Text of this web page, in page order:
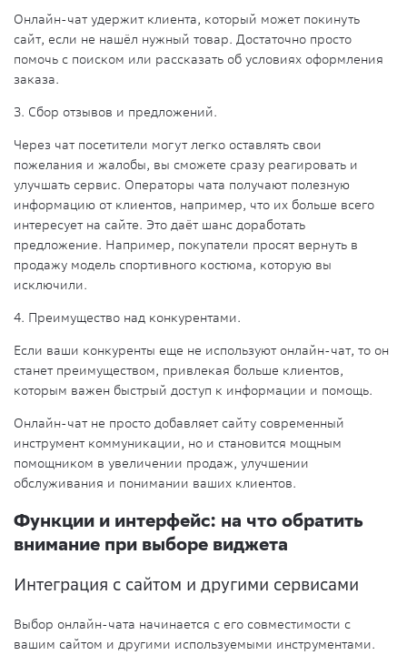
Онлайн-чат удержит клиента, который может покинуть
сайт, если не нашёл нужный товар. Достаточно просто
помочь с поиском или рассказать об условиях оформления
заказа.
3. Сбор отзывов и предложений.
Через чат посетители могут легко оставлять свои
пожелания и жалобы, вы сможете сразу реагировать и
улучшать сервис. Операторы чата получают полезную
информацию от клиентов, например, что их больше всего
интересует на сайте. Это даёт шанс доработать
предложение. Например, покупатели просят вернуть в
продажу модель спортивного костюма, которую вы
исключили.
4. Преимущество над конкурентами.
Если ваши конкуренты еще не используют онлайн-чат, то он
станет преимуществом, привлекая больше клиентов,
которым важен быстрый доступ к информации и помощь.
Онлайн-чат не просто добавляет сайту современный
инструмент коммуникации, но и становится мощным
помощником в увеличении продаж, улучшении
обслуживания и понимании ваших клиентов.
Функции и интерфейс: на что обратить
внимание при выборе виджета
Интеграция с сайтом и другими сервисами
Выбор онлайн-чата начинается с его совместимости с
вашим сайтом и другими используемыми инструментами.